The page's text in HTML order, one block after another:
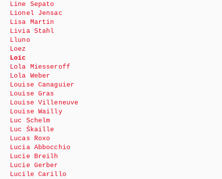
Line Sepato
Lionel Jensac
Lisa Martin
Livia Stahl
Lluno
Loez
Loïc
Lola Miesseroff
Lola Weber
Louise Canaguier
Louise Gras
Louise Villeneuve
Louise Wailly
Luc Schelm
Luc Śkaille
Lucas Roxo
Lucia Abbocchio
Lucie Breilh
Lucie Gerber
Lucile Carillo